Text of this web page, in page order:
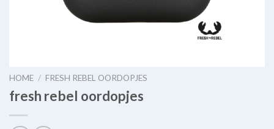
HOME / FRESH REBEL OORDOPJES
fresh rebel oordopjes